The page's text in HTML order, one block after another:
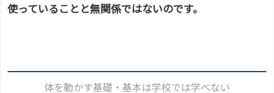
使っていることと無関係ではないのです。
体を動かす基礎・基本は学校では学べない